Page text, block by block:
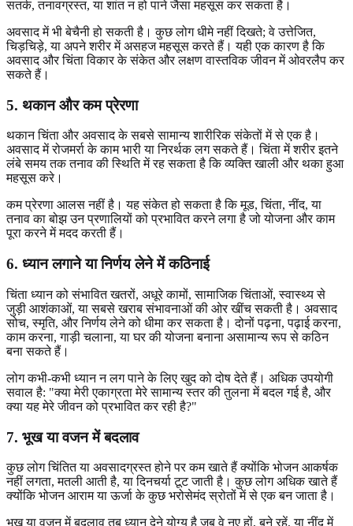
सतर्क, तनावग्रस्त, या शांत न हो पाने जैसा महसूस कर सकता है।
अवसाद में भी बेचैनी हो सकती है। कुछ लोग धीमे नहीं दिखते; वे उत्तेजित,
चिड़चिड़े, या अपने शरीर में असहज महसूस करते हैं। यही एक कारण है कि
अवसाद और चिंता विकार के संकेत और लक्षण वास्तविक जीवन में ओवरलैप कर
सकते हैं।
5. थकान और कम प्रेरणा
थकान चिंता और अवसाद के सबसे सामान्य शारीरिक संकेतों में से एक है।
अवसाद में रोजमर्रा के काम भारी या निरर्थक लग सकते हैं। चिंता में शरीर इतने
लंबे समय तक तनाव की स्थिति में रह सकता है कि व्यक्ति खाली और थका हुआ
महसूस करे।
कम प्रेरणा आलस नहीं है। यह संकेत हो सकता है कि मूड, चिंता, नींद, या
तनाव का बोझ उन प्रणालियों को प्रभावित करने लगा है जो योजना और काम
पूरा करने में मदद करती हैं।
6. ध्यान लगाने या निर्णय लेने में कठिनाई
चिंता ध्यान को संभावित खतरों, अधूरे कामों, सामाजिक चिंताओं, स्वास्थ्य से
जुड़ी आशंकाओं, या सबसे खराब संभावनाओं की ओर खींच सकती है। अवसाद
सोच, स्मृति, और निर्णय लेने को धीमा कर सकता है। दोनों पढ़ना, पढ़ाई करना,
काम करना, गाड़ी चलाना, या घर की योजना बनाना असामान्य रूप से कठिन
बना सकते हैं।
लोग कभी-कभी ध्यान न लग पाने के लिए खुद को दोष देते हैं। अधिक उपयोगी
सवाल है: "क्या मेरी एकाग्रता मेरे सामान्य स्तर की तुलना में बदल गई है, और
क्या यह मेरे जीवन को प्रभावित कर रही है?"
7. भूख या वजन में बदलाव
कुछ लोग चिंतित या अवसादग्रस्त होने पर कम खाते हैं क्योंकि भोजन आकर्षक
नहीं लगता, मतली आती है, या दिनचर्या टूट जाती है। कुछ लोग अधिक खाते हैं
क्योंकि भोजन आराम या ऊर्जा के कुछ भरोसेमंद स्रोतों में से एक बन जाता है।
भूख या वजन में बदलाव तब ध्यान देने योग्य है जब वे नए हों, बने रहें, या नींद में